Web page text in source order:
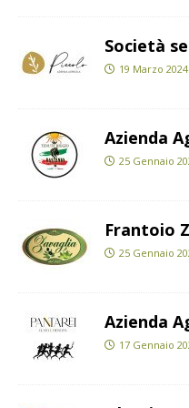
Società
19 Marzo 2024
Azienda
25 Gennaio
Frantoio
25 Gennaio
Azienda
17 Gennaio